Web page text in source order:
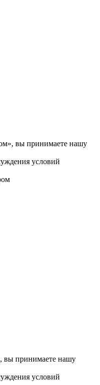
вы принимаете нашу
условий
вы принимаете нашу
условий